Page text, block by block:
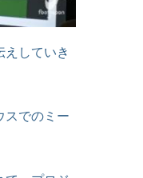
えしていき
スでのミー